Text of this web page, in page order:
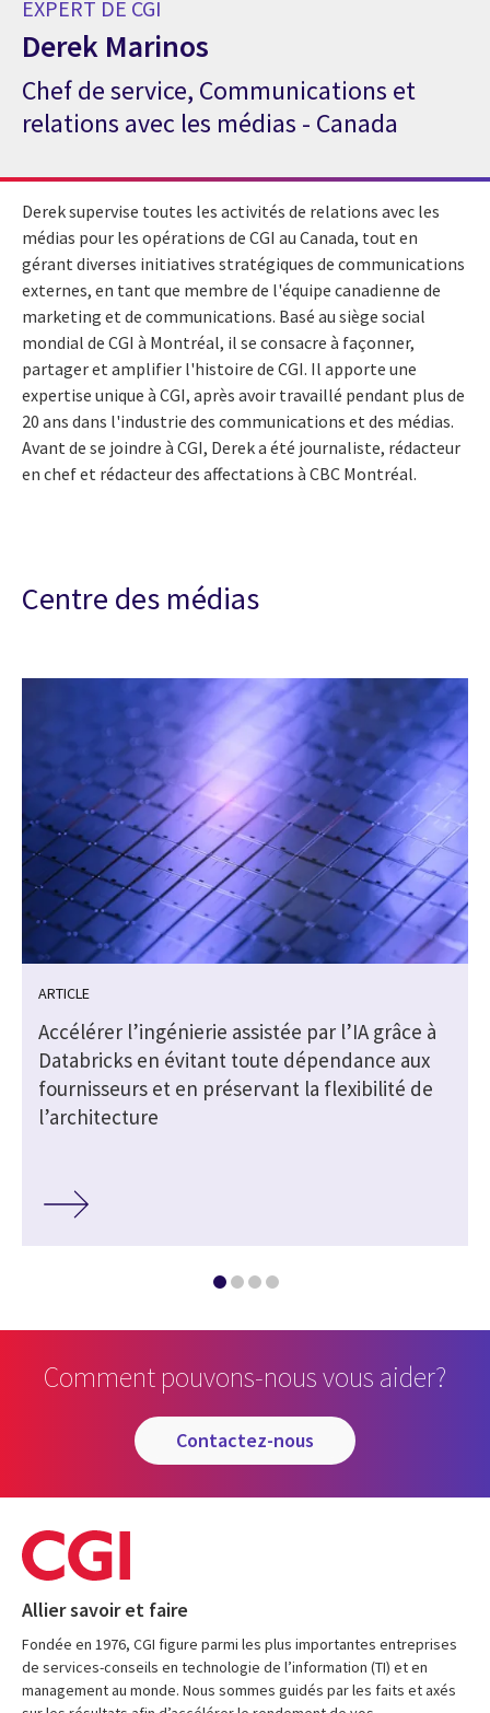
EXPERT DE CGI
Derek Marinos
Expert de CGI Derek Marinos
Chef de service, Communications et
relations avec les médias - Canada
Derek supervise toutes les activités de relations avec les
médias pour les opérations de CGI au Canada, tout en
gérant diverses initiatives stratégiques de communications
externes, en tant que membre de l'équipe canadienne de
marketing et de communications. Basé au siège social
mondial de CGI à Montréal, il se consacre à façonner,
partager et amplifier l'histoire de CGI. Il apporte une
expertise unique à CGI, après avoir travaillé pendant plus de
20 ans dans l'industrie des communications et des médias.
Avant de se joindre à CGI, Derek a été journaliste, rédacteur
en chef et rédacteur des affectations à CBC Montréal.
Centre des médias
ARTICLE
Accélérer l’ingénierie assistée par l’IA grâce à
Databricks en évitant toute dépendance aux
fournisseurs et en préservant la flexibilité de
l’architecture
Comment pouvons-nous vous aider?
contactez-nous
Allier savoir et faire
Fondée en 1976, CGI figure parmi les plus importantes entreprises
de services-conseils en technologie de l’information (TI) et en
management au monde. Nous sommes guidés par les faits et axés